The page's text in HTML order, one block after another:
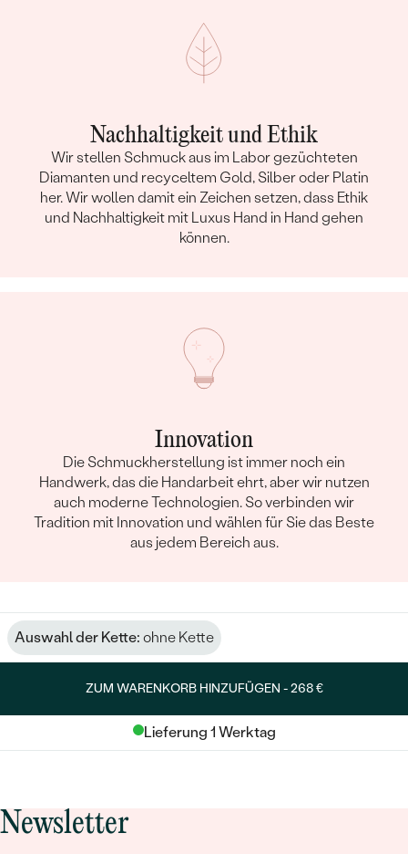
Nachhaltigkeit und Ethik
Wir stellen Schmuck aus im Labor gezüchteten
Diamanten und recyceltem Gold, Silber oder Platin
her. Wir wollen damit ein Zeichen setzen, dass Ethik
und Nachhaltigkeit mit Luxus Hand in Hand gehen
können.
Innovation
Die Schmuckherstellung ist immer noch ein
Handwerk, das die Handarbeit ehrt, aber wir nutzen
auch moderne Technologien. So verbinden wir
Tradition mit Innovation und wählen für Sie das Beste
aus jedem Bereich aus.
Auswahl der Kette: ohne Kette
ZUM WARENKORB HINZUFÜGEN -268 €
Lieferung 1 Werktag
Newsletter